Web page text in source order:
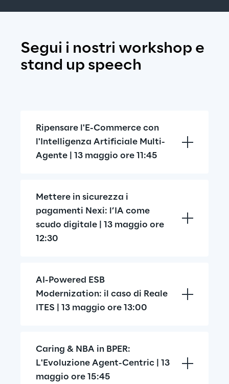
Segui i nostri workshop e
stand up speech
Ripensare l'E-Commerce con
l'Intelligenza Artificiale Multi-
Agente | 13 maggio ore 11:45
Mettere in sicurezza i
pagamenti Nexi: l’IA come
scudo digitale | 13 maggio ore
12:30
AI-Powered ESB
Modernization: il caso di Reale
ITES | 13 maggio ore 13:00
Caring & NBA in BPER:
L'Evoluzione Agent-Centric | 13
maggio ore 15:45